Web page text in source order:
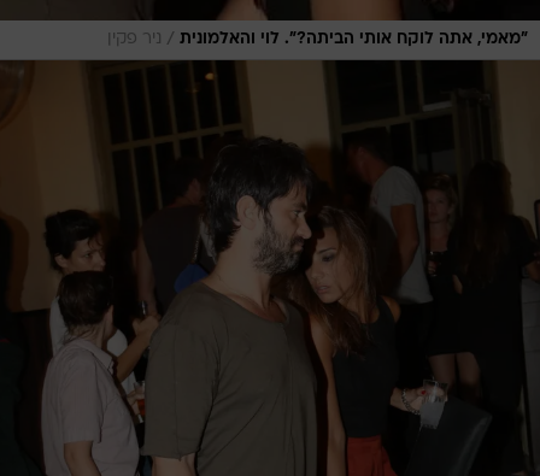
"מאמי, אתה לוקח אותי הביתה?". לוי והאלמונית / ניר פקין